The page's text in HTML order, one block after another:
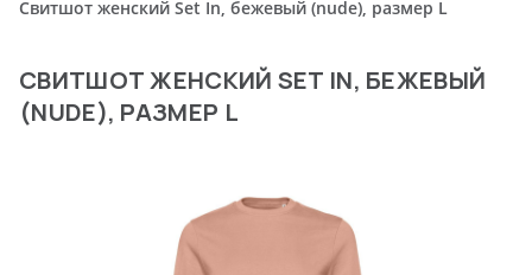
Свитшот женский Set In, бежевый (nude), размер L
СВИТШОТ ЖЕНСКИЙ SET IN, БЕЖЕВЫЙ
(NUDE), РАЗМЕР L